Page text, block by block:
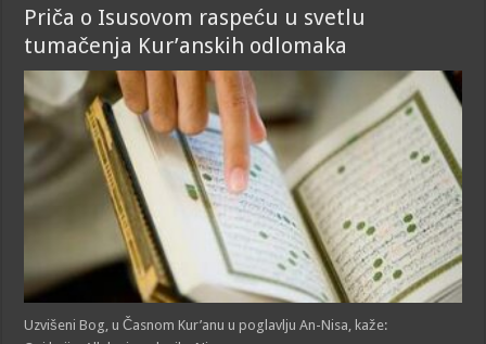
Priča o Isusovom raspeću u svetlu
tumačenja Kur’anskih odlomaka
Uzvišeni Bog, u Časnom Kur’anu u poglavlju An-Nisa, kaže: